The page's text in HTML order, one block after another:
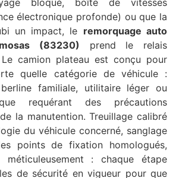
bloqué, boîte de vitesses
électronique profonde) ou que la
un impact, le remorquage auto
(83230) prend le relais
Le camion plateau est conçu pour
quelle catégorie de véhicule :
familiale, utilitaire léger ou
requérant des précautions
la manutention. Treuillage calibré
du véhicule concerné, sanglage
points de fixation homologués,
méticuleusement : chaque étape
de sécurité en vigueur pour que